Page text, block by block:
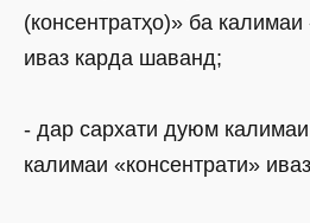
(консентратҳо)» ба калимаи
иваз карда шаванд;
- дар сархати дуюм калимаи
калимаи «консентрати»